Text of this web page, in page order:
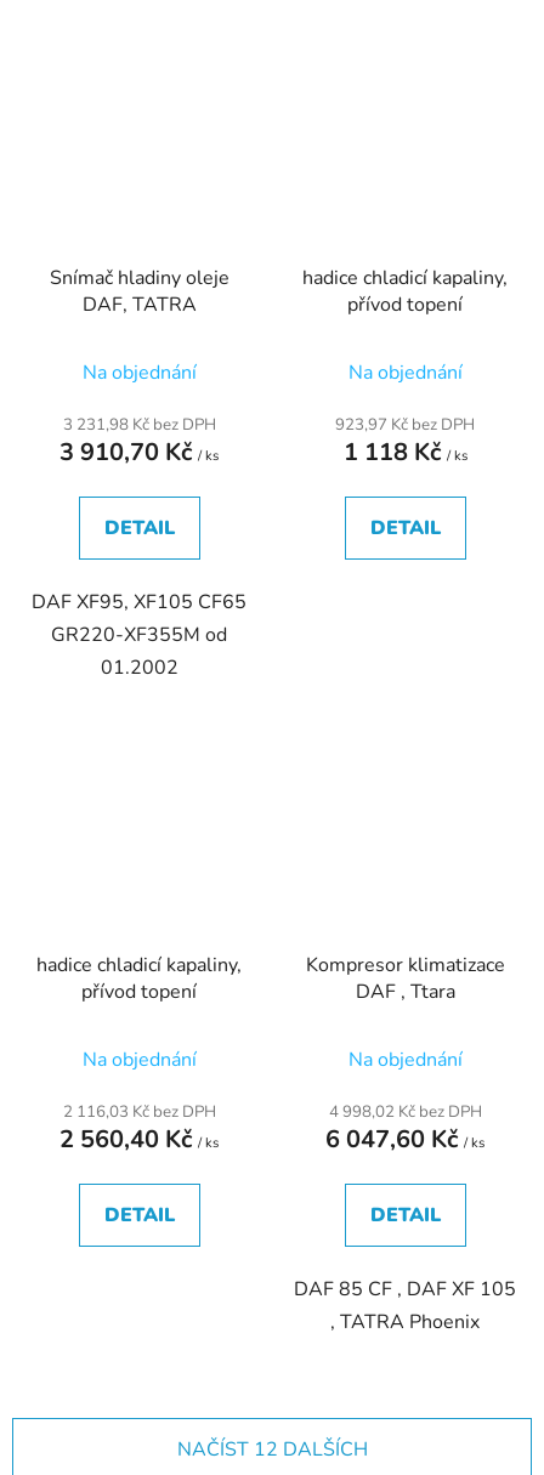
Snímač hladiny oleje
DAF, TATRA
Na objednání
3 231,98 Kč bez DPH
3 910,70 Kč / ks
DETAIL
DAF XF95, XF105 CF65
GR220-XF355M od
01.2002
hadice chladicí kapaliny,
přívod topení
Na objednání
923,97 Kč bez DPH
1 118 Kč / ks
DETAIL
hadice chladicí kapaliny,
přívod topení
Na objednání
2 116,03 Kč bez DPH
2 560,40 Kč / ks
DETAIL
Kompresor klimatizace
DAF , Ttara
Na objednání
4 998,02 Kč bez DPH
6 047,60 Kč / ks
DETAIL
DAF 85 CF , DAF XF 105
, TATRA Phoenix
NAČÍST 12 DALŠÍCH